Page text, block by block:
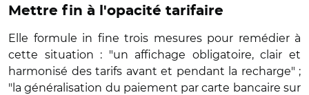
Mettre fin à l'opacité tarifaire
Elle formule in fine trois mesures pour remédier à
cette situation : "un affichage obligatoire, clair et
harmonisé des tarifs avant et pendant la recharge" ;
"la généralisation du paiement par carte bancaire sur